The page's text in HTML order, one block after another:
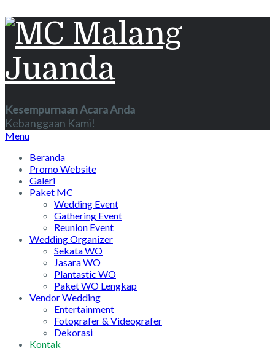
Kesempurnaan Acara Anda
Kebanggaan Kami!
Menu
Beranda
Promo Website
Galeri
Paket MC
Wedding Event
Gathering Event
Reunion Event
Wedding Organizer
Sekata WO
Jasara WO
Plantastic WO
Paket WO Lengkap
Vendor Wedding
Entertainment
Fotografer & Videografer
Dekorasi
Kontak